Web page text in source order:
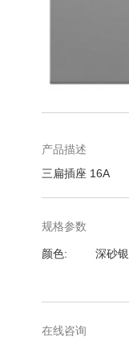
转
图
库
的
头
产品描述
三扁插座 16A
规格参数
规
颜色 深砂银
在线咨询